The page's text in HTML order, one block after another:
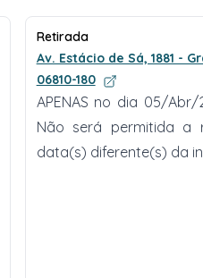
Retirada
Av. Estácio de Sá, 1881 -
06810-180
APENAS no dia 05/
Não será permitida a
data(s) diferente(s) da